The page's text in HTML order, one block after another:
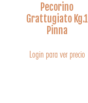
Pecorino
Grattugiato Kg.1
Pinna
Login para ver precio